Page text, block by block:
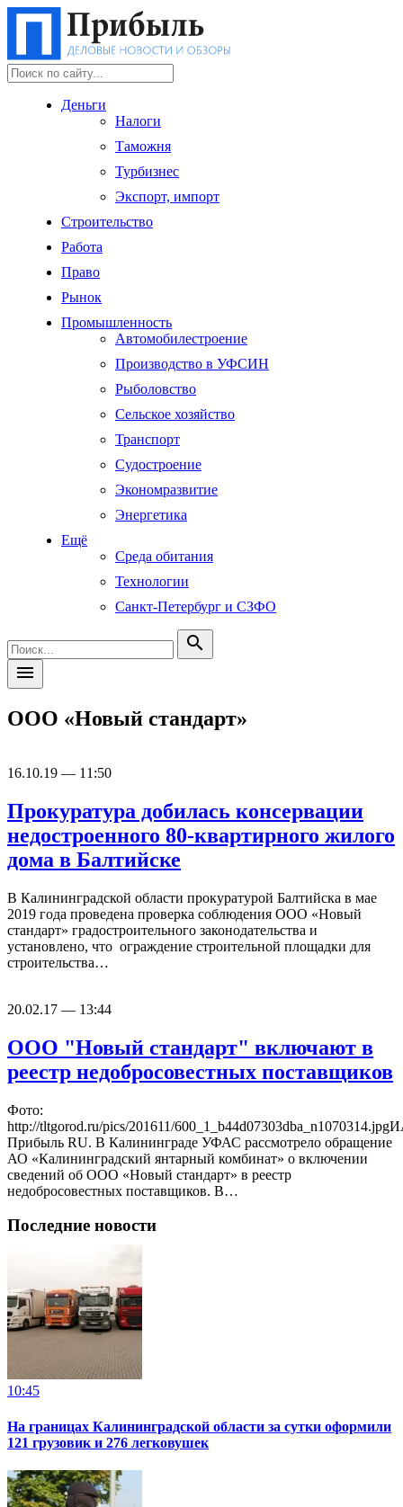
Деньги
Налоги
Таможня
Турбизнес
Экспорт, импорт
Строительство
Работа
Право
Рынок
Промышленность
Автомобилестроение
Производство в УФСИН
Рыболовство
Сельское хозяйство
Транспорт
Судостроение
Экономразвитие
Энергетика
Ещё
Среда обитания
Технологии
Санкт-Петербург и СЗФО
search
menu
ООО «Новый стандарт»
16.10.19 — 11:50
Прокуратура добилась консервации
недостроенного 80-квартирного жилого
дома в Балтийске
В Калининградской области прокуратурой Балтийска в мае
2019 года проведена проверка соблюдения ООО «Новый
стандарт» градостроительного законодательства и
установлено, что ограждение строительной площадки для
строительства…
20.02.17 — 13:44
ООО "Новый стандарт" включают в
реестр недобросовестных поставщиков
Фото:
http://tltgorod.ru/pics/201611/
Прибыль RU. В Калининграде УФАС рассмотрело обращение
АО «Калининградский янтарный комбинат» о включении
сведений об ООО «Новый стандарт» в реестр
недобросовестных поставщиков. В…
Последние новости
10:45
На границах Калининградской области за сутки оформили
121 грузовик и 276 легковушек